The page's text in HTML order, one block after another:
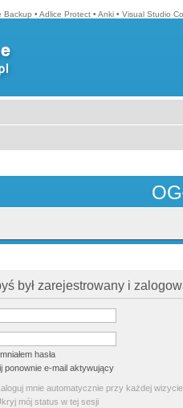
Backup • Adlice Protect • Anki • Visual Studio
był zarejestrowany i
hasła
ponownie e-mail aktywujący
mnie automatycznie przy każdej wizycie
mój status w tej sesji